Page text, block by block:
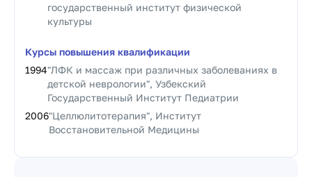
государственный институт физической
культуры
Курсы повышения квалификации
1994"ЛФК и массаж при различных заболеваниях в
детской неврологии", Узбекский
Государственный Институт Педиатрии
2006"Целлюлитотерапия", Институт
Восстановительной Медицины